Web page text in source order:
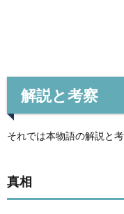
解説と考察
それでは本物語の解説と考
真相